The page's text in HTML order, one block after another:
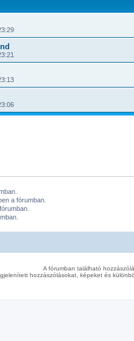
a fórumban.
A fórumban található
hozzászólásokat, képeket és